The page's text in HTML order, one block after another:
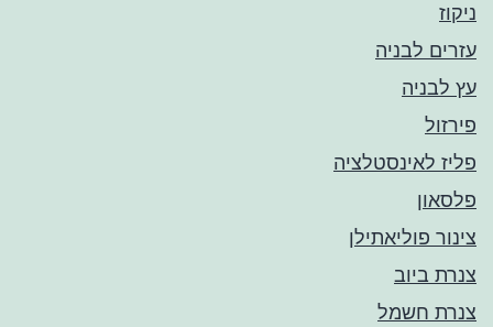
ניקוז
עזרים לבניה
עץ לבניה
פירזול
פליז לאינסטלציה
פלסאון
צינור פוליאתילן
צנרת ביוב
צנרת חשמל